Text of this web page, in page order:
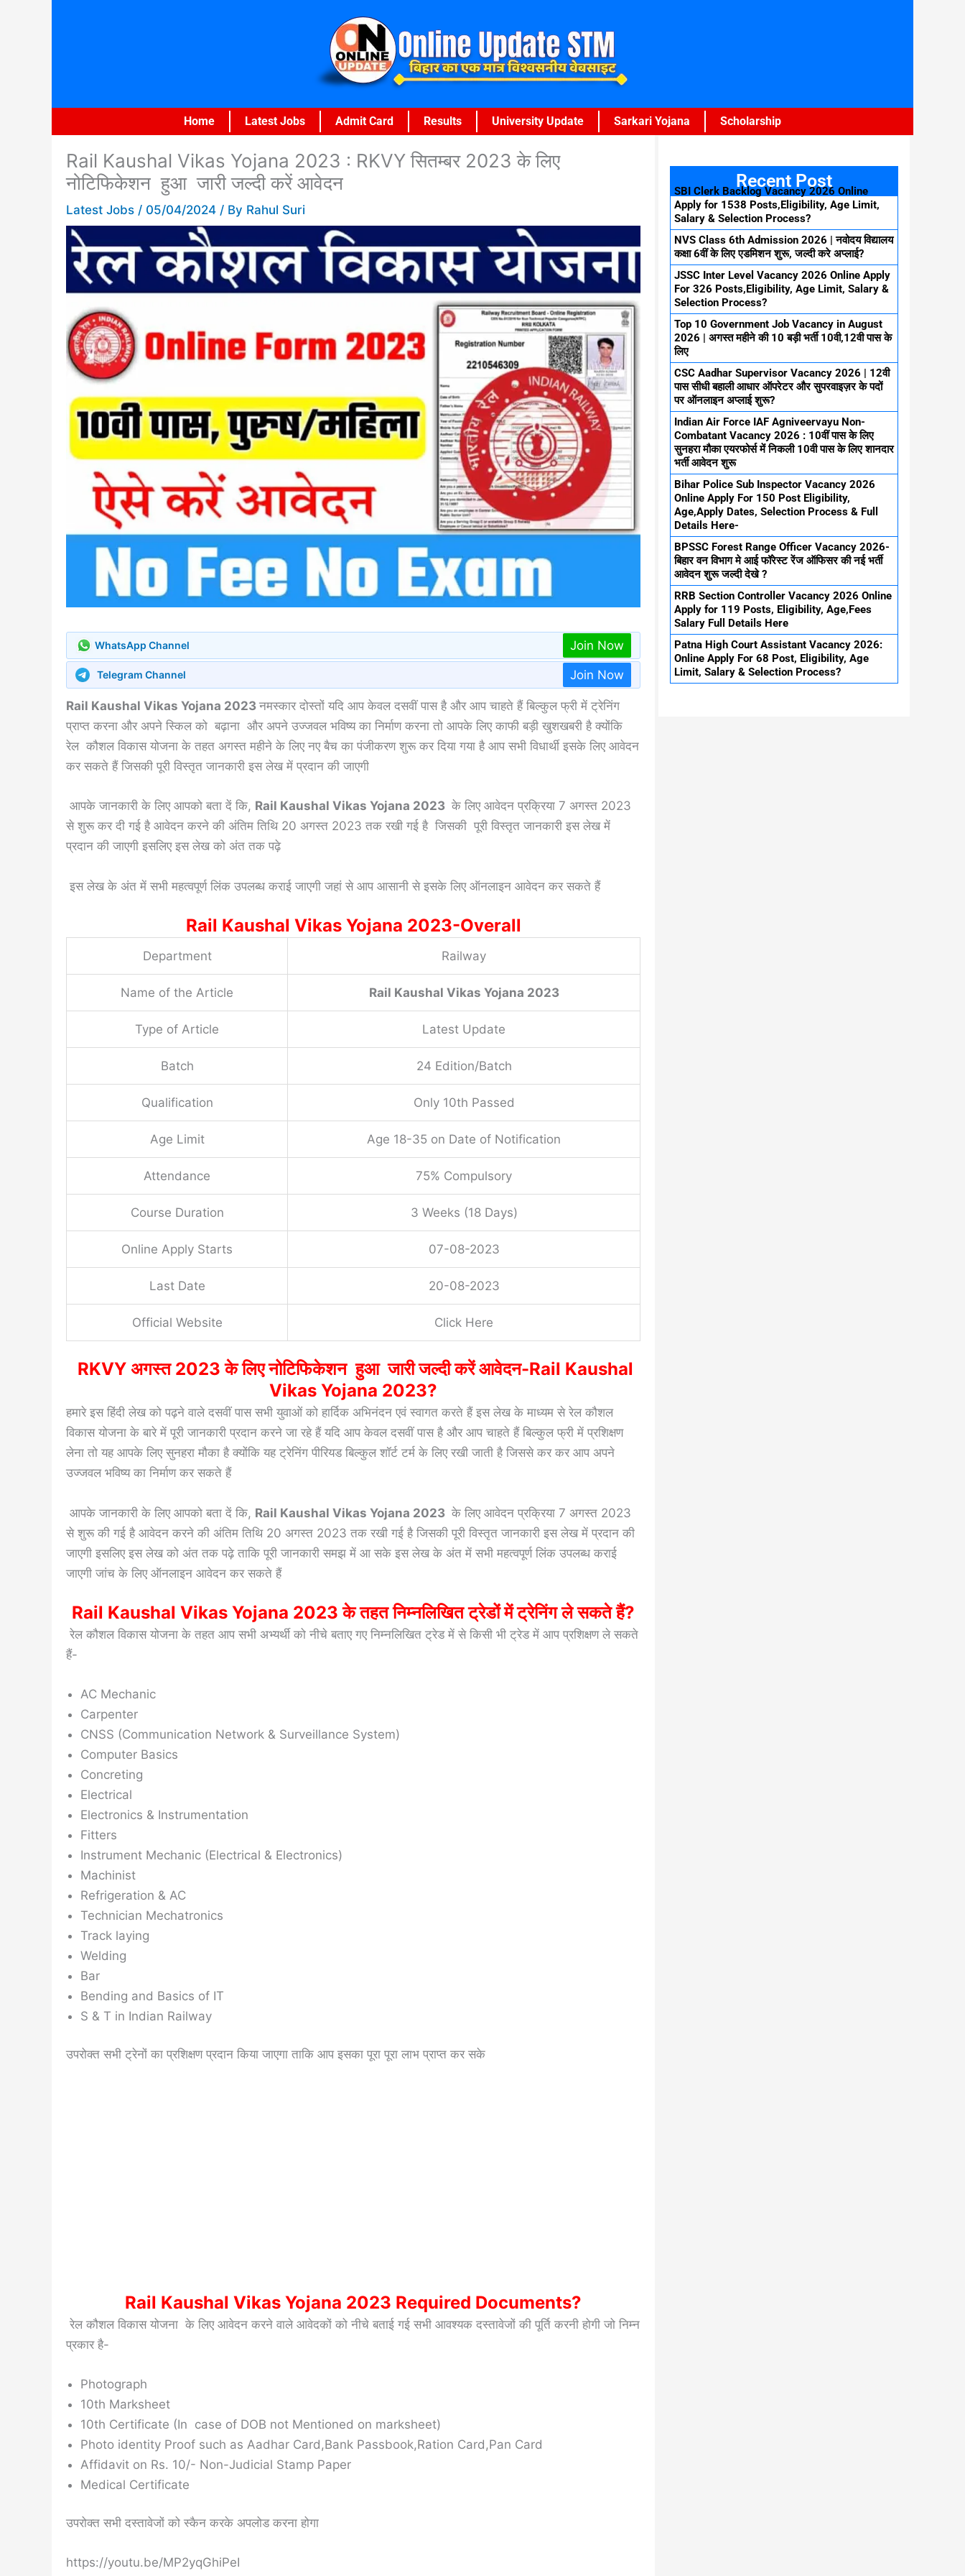
Home Latest Jobs Admit Card Results University Update Sarkari Yojana Scholarship
Rail Kaushal Vikas Yojana 2023 : RKVY सितम्बर 2023 के लिए
नोटिफिकेशन हुआ जारी जल्दी करें आवेदन
Latest Jobs / 05/04/2024 / By Rahul Suri
WhatsApp Channel Join Now
Telegram Channel Join Now
Rail Kaushal Vikas Yojana 2023 नमस्कार दोस्तों यदि आप केवल दसवीं पास है और आप चाहते हैं बिल्कुल फ्री में ट्रेनिंग
प्राप्त करना और अपने स्किल को बढ़ाना और अपने उज्जवल भविष्य का निर्माण करना तो आपके लिए काफी बड़ी खुशखबरी है क्योंकि
रेल कौशल विकास योजना के तहत अगस्त महीने के लिए नए बैच का पंजीकरण शुरू कर दिया गया है आप सभी विधार्थी इसके लिए आवेदन
कर सकते हैं जिसकी पूरी विस्तृत जानकारी इस लेख में प्रदान की जाएगी
आपके जानकारी के लिए आपको बता दें कि, Rail Kaushal Vikas Yojana 2023 के लिए आवेदन प्रक्रिया 7 अगस्त 2023
से शुरू कर दी गई है आवेदन करने की अंतिम तिथि 20 अगस्त 2023 तक रखी गई है जिसकी पूरी विस्तृत जानकारी इस लेख में
प्रदान की जाएगी इसलिए इस लेख को अंत तक पढ़े
इस लेख के अंत में सभी महत्वपूर्ण लिंक उपलब्ध कराई जाएगी जहां से आप आसानी से इसके लिए ऑनलाइन आवेदन कर सकते हैं
Rail Kaushal Vikas Yojana 2023-Overall
Department Railway
Name of the Article Rail Kaushal Vikas Yojana 2023
Type of Article Latest Update
Batch 24 Edition/Batch
Qualification Only 10th Passed
Age Limit Age 18-35 on Date of Notification
Attendance 75% Compulsory
Course Duration 3 Weeks (18 Days)
Online Apply Starts 07-08-2023
Last Date 20-08-2023
Official Website Click Here
RKVY अगस्त 2023 के लिए नोटिफिकेशन हुआ जारी जल्दी करें आवेदन-Rail Kaushal
Vikas Yojana 2023?
हमारे इस हिंदी लेख को पढ़ने वाले दसवीं पास सभी युवाओं को हार्दिक अभिनंदन एवं स्वागत करते हैं इस लेख के माध्यम से रेल कौशल
विकास योजना के बारे में पूरी जानकारी प्रदान करने जा रहे हैं यदि आप केवल दसवीं पास है और आप चाहते हैं बिल्कुल फ्री में प्रशिक्षण
लेना तो यह आपके लिए सुनहरा मौका है क्योंकि यह ट्रेनिंग पीरियड बिल्कुल शॉर्ट टर्म के लिए रखी जाती है जिससे कर कर आप अपने
उज्जवल भविष्य का निर्माण कर सकते हैं
आपके जानकारी के लिए आपको बता दें कि, Rail Kaushal Vikas Yojana 2023 के लिए आवेदन प्रक्रिया 7 अगस्त 2023
से शुरू की गई है आवेदन करने की अंतिम तिथि 20 अगस्त 2023 तक रखी गई है जिसकी पूरी विस्तृत जानकारी इस लेख में प्रदान की
जाएगी इसलिए इस लेख को अंत तक पढ़े ताकि पूरी जानकारी समझ में आ सके इस लेख के अंत में सभी महत्वपूर्ण लिंक उपलब्ध कराई
जाएगी जांच के लिए ऑनलाइन आवेदन कर सकते हैं
Rail Kaushal Vikas Yojana 2023 के तहत निम्नलिखित ट्रेडों में ट्रेनिंग ले सकते हैं?
रेल कौशल विकास योजना के तहत आप सभी अभ्यर्थी को नीचे बताए गए निम्नलिखित ट्रेड में से किसी भी ट्रेड में आप प्रशिक्षण ले सकते
हैं-
AC Mechanic
Carpenter
CNSS (Communication Network & Surveillance System)
Computer Basics
Concreting
Electrical
Electronics & Instrumentation
Fitters
Instrument Mechanic (Electrical & Electronics)
Machinist
Refrigeration & AC
Technician Mechatronics
Track laying
Welding
Bar
Bending and Basics of IT
S & T in Indian Railway
उपरोक्त सभी ट्रेनों का प्रशिक्षण प्रदान किया जाएगा ताकि आप इसका पूरा पूरा लाभ प्राप्त कर सके
Rail Kaushal Vikas Yojana 2023 Required Documents?
रेल कौशल विकास योजना के लिए आवेदन करने वाले आवेदकों को नीचे बताई गई सभी आवश्यक दस्तावेजों की पूर्ति करनी होगी जो निम्न
प्रकार है-
Photograph
10th Marksheet
10th Certificate (In case of DOB not Mentioned on marksheet)
Photo identity Proof such as Aadhar Card,Bank Passbook,Ration Card,Pan Card
Affidavit on Rs. 10/- Non-Judicial Stamp Paper
Medical Certificate
उपरोक्त सभी दस्तावेजों को स्कैन करके अपलोड करना होगा
https://youtu.be/MP2yqGhiPeI
Recent Post
SBI Clerk Backlog Vacancy 2026 Online
Apply for 1538 Posts,Eligibility, Age Limit,
Salary & Selection Process?
NVS Class 6th Admission 2026 | नवोदय विद्यालय
कक्षा 6वीं के लिए एडमिशन शुरू, जल्दी करे अप्लाई?
JSSC Inter Level Vacancy 2026 Online Apply
For 326 Posts,Eligibility, Age Limit, Salary &
Selection Process?
Top 10 Government Job Vacancy in August
2026 | अगस्त महीने की 10 बड़ी भर्ती 10वी,12वी पास के
लिए
CSC Aadhar Supervisor Vacancy 2026 | 12वी
पास सीधी बहाली आधार ऑपरेटर और सुपरवाइज़र के पदों
पर ऑनलाइन अप्लाई शुरू?
Indian Air Force IAF Agniveervayu Non-
Combatant Vacancy 2026 : 10वीं पास के लिए
सुनहरा मौका एयरफोर्स में निकली 10वी पास के लिए शानदार
भर्ती आवेदन शुरू
Bihar Police Sub Inspector Vacancy 2026
Online Apply For 150 Post Eligibility,
Age,Apply Dates, Selection Process & Full
Details Here-
BPSSC Forest Range Officer Vacancy 2026-
बिहार वन विभाग मे आई फॉरेस्ट रेंज ऑफिसर की नई भर्ती
आवेदन शुरू जल्दी देखे ?
RRB Section Controller Vacancy 2026 Online
Apply for 119 Posts, Eligibility, Age,Fees
Salary Full Details Here
Patna High Court Assistant Vacancy 2026:
Online Apply For 68 Post, Eligibility, Age
Limit, Salary & Selection Process?